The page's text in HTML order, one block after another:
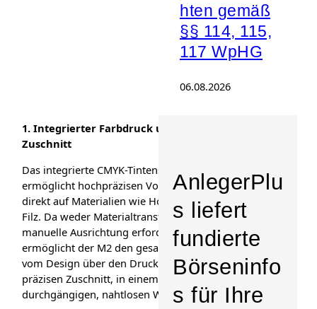
1. Integrierter Farbdruck und präziser
Zuschnitt
Das integrierte CMYK-Tintenstrahlmodul
ermöglicht hochpräzisen Vollfarbdruck
direkt auf Materialien wie Holz, Papier oder
Filz. Da weder Materialtransfer noch
manuelle Ausrichtung erforderlich sind,
ermöglicht der M2 den gesamten Prozess
vom Design über den Druck bis hin zum
präzisen Zuschnitt, in einem
durchgängigen, nahtlosen Workflow.
hten gemäß
§§ 114, 115,
117 WpHG
06.08.2026
AnlegerPlu
s liefert
fundierte
Börseninfo
s für Ihre